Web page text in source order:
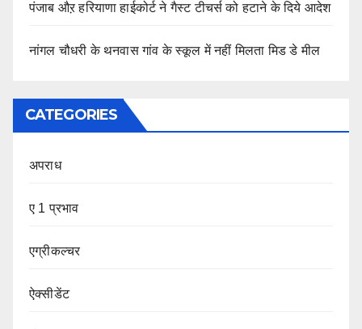
पंजाब औऱ हरियाणा हाईकोर्ट ने गैस्ट टीचर्स को हटाने के दिये आदेश
नांगल चौधरी के थनवास गांव के स्कूल में नहीं मिलता मिड डे मील
CATEGORIES
अपराध
ए 1 प्रभाव
एग्रीकल्चर
ऐक्सीडेंट